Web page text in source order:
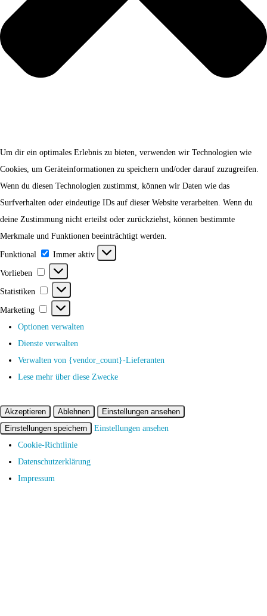
Um dir ein optimales Erlebnis zu bieten, verwenden wir Technologien wie
Cookies, um Geräteinformationen zu speichern und/oder darauf zuzugreifen.
Wenn du diesen Technologien zustimmst, können wir Daten wie das
Surfverhalten oder eindeutige IDs auf dieser Website verarbeiten. Wenn du
deine Zustimmung nicht erteilst oder zurückziehst, können bestimmte
Merkmale und Funktionen beeinträchtigt werden.
Funktional Funktional
Immer aktiv
Vorlieben Vorlieben
Statistiken Statistiken
Marketing Marketing
Optionen verwalten
Dienste verwalten
Verwalten von {vendor_count}-Lieferanten
Lese mehr über diese Zwecke
Akzeptieren Ablehnen
Einstellungen ansehen
Einstellungen speichern
Einstellungen ansehen
Cookie-Richtlinie
Datenschutzerklärung
Impressum